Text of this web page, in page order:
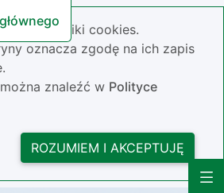
pliki cookies.
oznacza zgodę na ich zapis
znaleźć w Polityce
ROZUMIEM I AKCEPTUJĘ